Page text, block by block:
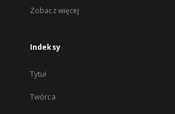
Zobacz więcej
Indeksy
Tytuł
Twórca